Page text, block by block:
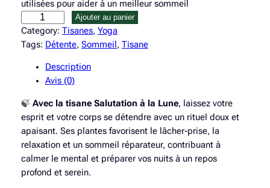
utilisées pour aider à un meilleur sommeil
u
a
t
é
d
e
T
i
Ajouter au panier
Category: Tisanes, Yoga
Tags: Détente, Sommeil , Tisane
Description
Avis (0)
🍃 Avec la tisane Salutation à la Lune, laissez votre
esprit et votre corps se détendre avec un rituel doux et
apaisant. Ses plantes favorisent le lâcher-prise, la
relaxation et un sommeil réparateur, contribuant à
calmer le mental et préparer vos nuits à un repos
profond et serein.